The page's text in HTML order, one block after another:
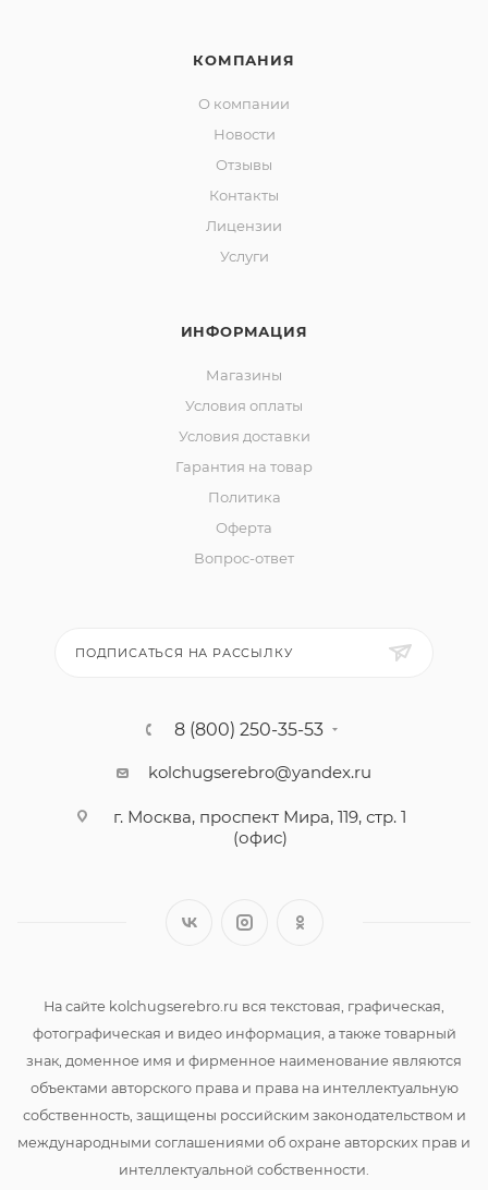
КОМПАНИЯ
О компании
Новости
Отзывы
Контакты
Лицензии
Услуги
ИНФОРМАЦИЯ
Магазины
Условия оплаты
Условия доставки
Гарантия на товар
Политика
Оферта
Вопрос-ответ
ПОДПИСАТЬСЯ НА РАССЫЛКУ
8 (800) 250-35-53
kolchugserebro@yandex.ru
г. Москва, проспект Мира, 119, стр. 1
(офис)
На сайте kolchugserebro.ru вся текстовая, графическая,
фотографическая и видео информация, а также товарный
знак, доменное имя и фирменное наименование являются
объектами авторского права и права на интеллектуальную
собственность, защищены российским законодательством и
международными соглашениями об охране авторских прав и
интеллектуальной собственности.